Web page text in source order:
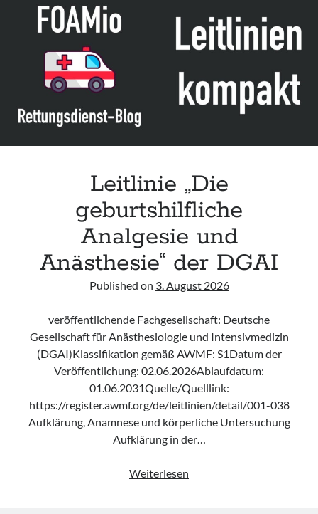
Assessment and Management in the Emergency Department“ der IAEM
Leitlinie „Use of VV ECMO in paediatric patients for the treatment of
acute respiratory failure“ der Polish Society of Anaesthesiology and
Intensive Therapy
Leitlinie „Management of Hypercalcaemia in Adult Patients in the
Emergency Department“ der IAEM
Leitlinie „Behavioural Emergencies in Emergency Departments“ der IFEM
Leitlinie „Die
geburtshilfliche
Analgesie und
Anästhesie“ der DGAI
Published on 3. August 2026
veröffentlichende Fachgesellschaft: Deutsche
Gesellschaft für Anästhesiologie und Intensivmedizin
(DGAI)Klassifikation gemäß AWMF: S1Datum der
Veröffentlichung: 02.06.2026Ablaufdatum:
01.06.2031Quelle/Quelllink:
https://register.awmf.org/de/leitlinien/detail/001-038
Aufklärung, Anamnese und körperliche Untersuchung
Aufklärung in der…
Weiterlesen